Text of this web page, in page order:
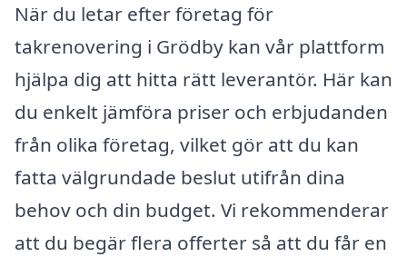
När du letar efter företag för
takrenovering i Grödby kan vår plattform
hjälpa dig att hitta rätt leverantör. Här kan
du enkelt jämföra priser och erbjudanden
från olika företag, vilket gör att du kan
fatta välgrundade beslut utifrån dina
behov och din budget. Vi rekommenderar
att du begär flera offerter så att du får en